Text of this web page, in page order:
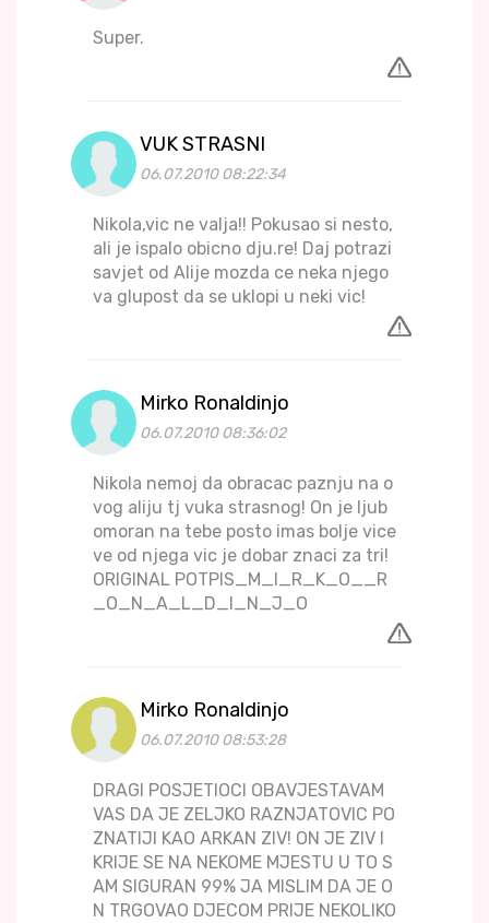
Super.
VUK STRASNI
06.07.2010 08:22:34
Nikola,vic ne valja!! Pokusao si nesto,
ali je ispalo obicno dju.re! Daj potrazi
savjet od Alije mozda ce neka njego
va glupost da se uklopi u neki vic!
Mirko Ronaldinjo
06.07.2010 08:36:02
Nikola nemoj da obracac paznju na o
vog aliju tj vuka strasnog! On je ljub
omoran na tebe posto imas bolje vice
ve od njega vic je dobar znaci za tri!
ORIGINAL POTPIS_M_I_R_K_O__R
_O_N_A_L_D_I_N_J_O
Mirko Ronaldinjo
06.07.2010 08:53:28
DRAGI POSJETIOCI OBAVJESTAVAM
VAS DA JE ZELJKO RAZNJATOVIC PO
ZNATIJI KAO ARKAN ZIV! ON JE ZIV I
KRIJE SE NA NEKOME MJESTU U TO S
AM SIGURAN 99% JA MISLIM DA JE O
N TRGOVAO DJECOM PRIJE NEKOLIKO